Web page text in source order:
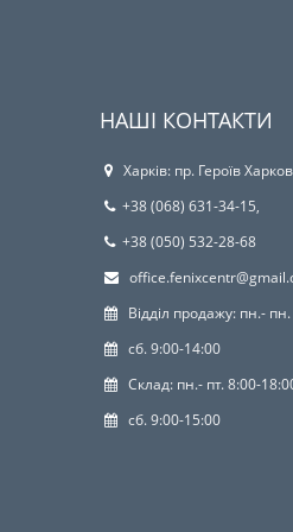
НАШІ КОНТАКТИ
Харків: пр. Героїв
+38 (068) 631-34-15,
+38 (050) 532-28-68
Відділ продажу: пн.-
сб. 9:00-14:00
Склад: пн.- пт. 8:00-
сб. 9:00-15:00